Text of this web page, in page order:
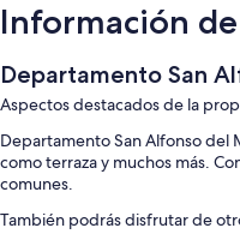
Información
Departamento San
Aspectos destacados de la
Departamento San Alfonso del
como terraza y muchos más.
comunes.
También podrás disfrutar de